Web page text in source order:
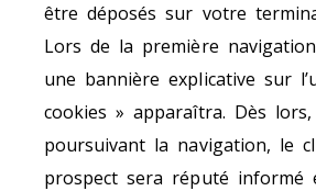
être déposés sur votre
Lors de la première
une bannière explicative sur
cookies » apparaîtra. Dès
poursuivant la navigation, le
prospect sera réputé informé